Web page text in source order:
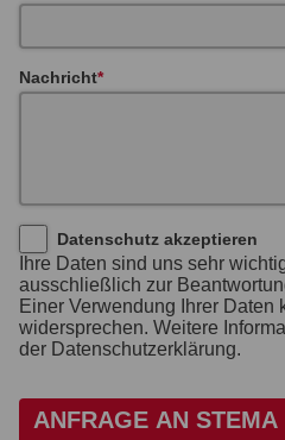
Nachricht
Datenschutz akzeptieren
Ihre Daten sind uns sehr
ausschließlich zur
Einer Verwendung Ihrer Daten
widersprechen. Weitere
der Datenschutzerklärung.
ANFRAGE AN